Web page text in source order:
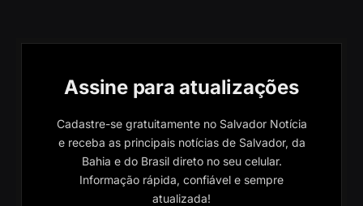
Assine para atualizações
Cadastre-se gratuitamente no Salvador Notícia
e receba as principais notícias de Salvador, da
Bahia e do Brasil direto no seu celular.
Informação rápida, confiável e sempre
atualizada!